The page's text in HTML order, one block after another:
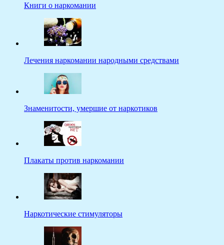
Книги о наркомании
Лечения наркомании народными средствами
Знаменитости, умершие от наркотиков
Плакаты против наркомании
Наркотические стимуляторы